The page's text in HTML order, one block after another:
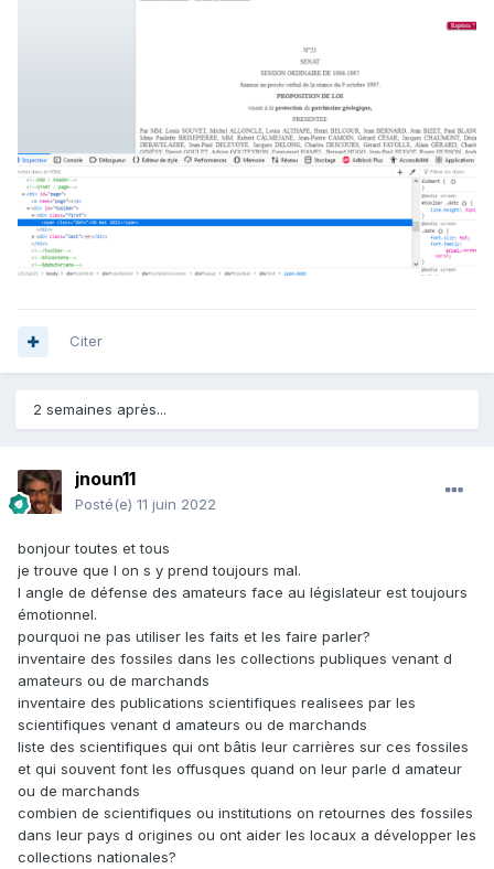
Citer
2 semaines après...
jnoun11
Posté(e) 11 juin 2022
bonjour toutes et tous
je trouve que l on s y prend toujours mal.
l angle de défense des amateurs face au législateur est toujours
émotionnel.
pourquoi ne pas utiliser les faits et les faire parler?
inventaire des fossiles dans les collections publiques venant d
amateurs ou de marchands
inventaire des publications scientifiques realisees par les
scientifiques venant d amateurs ou de marchands
liste des scientifiques qui ont bâtis leur carrières sur ces fossiles
et qui souvent font les offusques quand on leur parle d amateur
ou de marchands
combien de scientifiques ou institutions on retournes des fossiles
dans leur pays d origines ou ont aider les locaux a développer les
collections nationales?